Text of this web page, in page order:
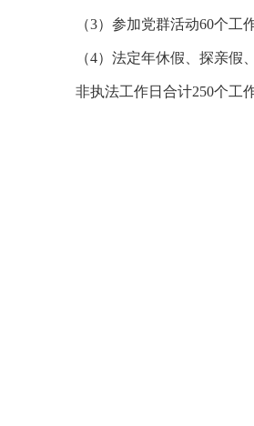
（3）参加党群活动60个工
（4）法定年休假、探亲假
非执法工作日合计250个工